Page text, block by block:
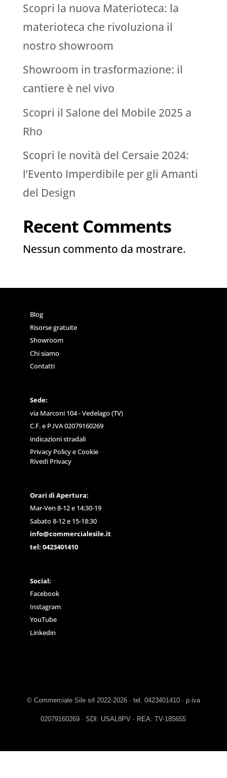
Scopri la nuova Materioteca: la
materioteca che rivoluziona il
nostro showroom
Showroom in trasformazione: il
cantiere è nel vivo
Scopri il Salone del Mobile 2025 a
Rho
Scopri le novità del Cersaie 2024:
l’Evento Imperdibile per gli Amanti
del Design
Recent Comments
Nessun commento da mostrare.
Blog
Risorse gratuite
Showroom
Chi siamo
Contatti
Sede:
via Marconi 104 - Vedelago (TV)
C.F. e P.IVA 02079160269
indicazioni stradali
Privacy PolicyeCookie
Rivedi Privacy
Orari di Apertura:
Mar-Ven 8-12 e 14:30-19
Sabato 8-12 e 15-18:30
info@commercialesile.it
tel: 0423401410
Social:
Facebook
Instagram
YouTube
Linkedin
© Commerciale Sile srl 2022-2026 · tel. 0423401410 · p.iva
02079160269 · SDI: USAL8PV · REA: TV-185655